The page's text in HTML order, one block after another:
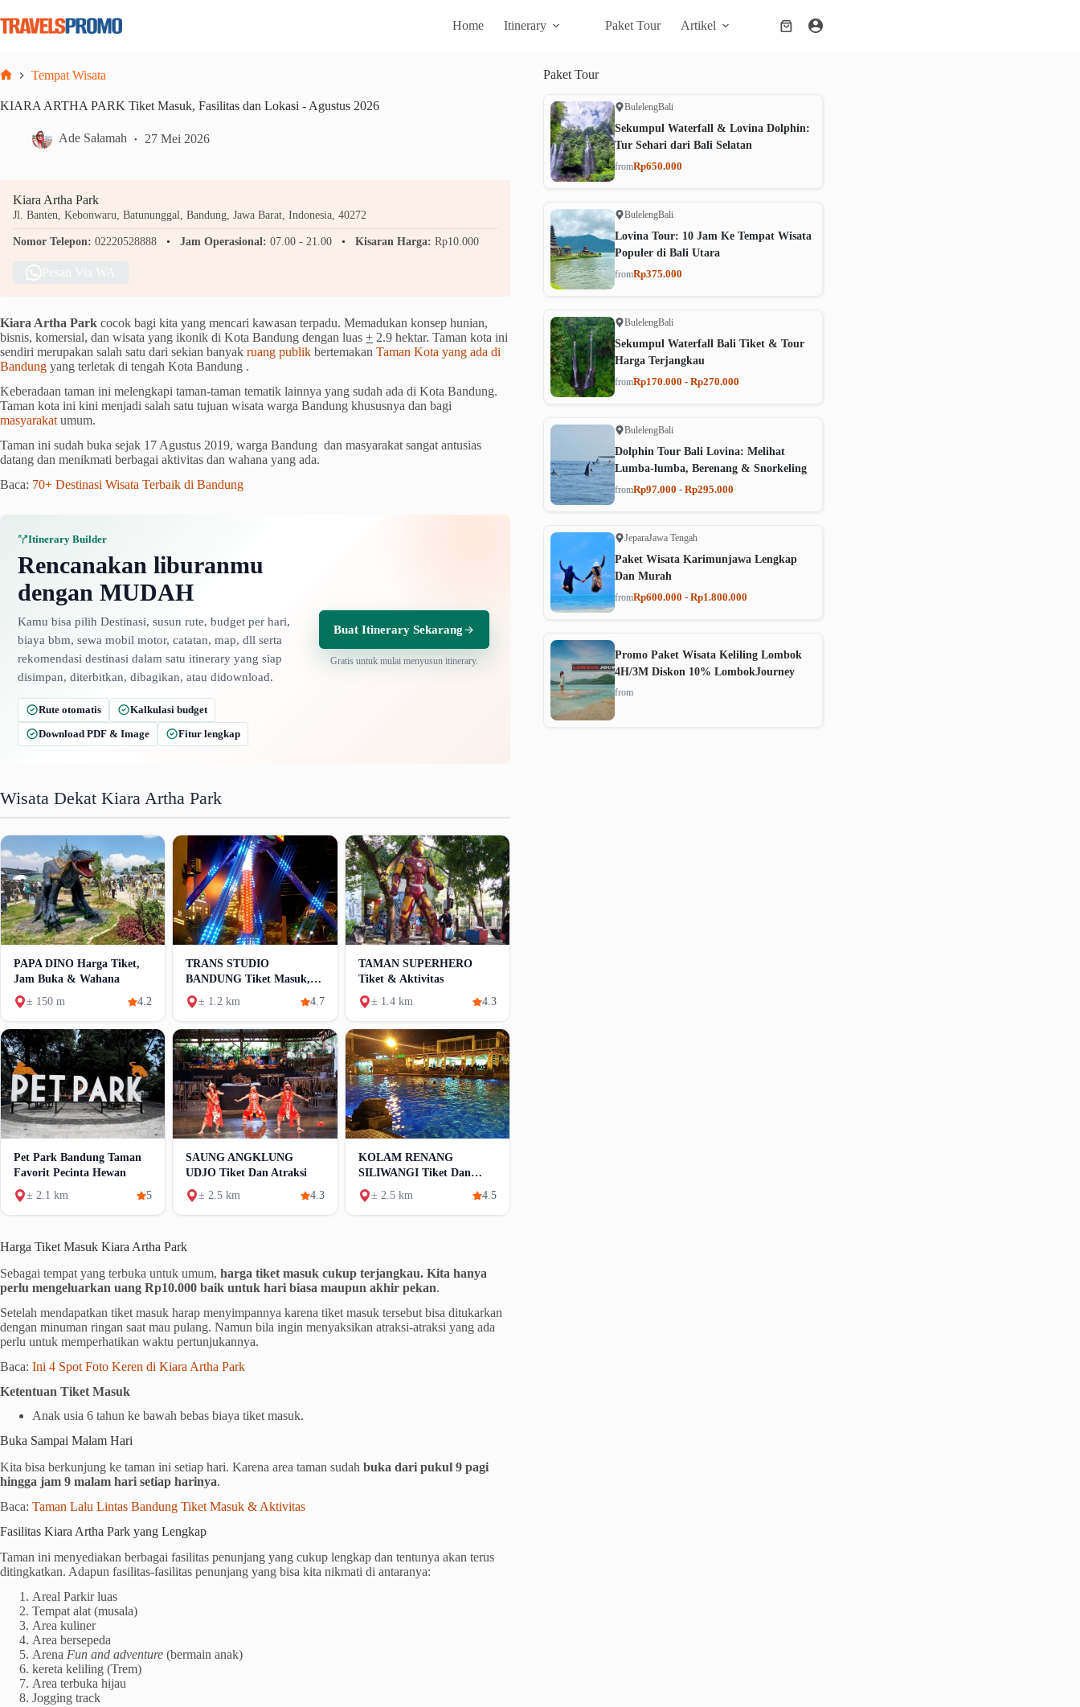
to
content
Home Itinerary Paket Tour Artikel
Shopping
Tempat Wisata
KIARA ARTHA PARK Tiket Masuk, Fasilitas dan Lokasi - Agustus 2026
Ade Salamah 27 Mei 2026
Kiara Artha Park
Jl. Banten, Kebonwaru, Batununggal, Bandung, Jawa Barat, Indonesia, 40272
Nomor Telepon: 02220528888 Jam Operasional: 07.00 - 21.00 Kisaran Harga: Rp10.000
Kiara Artha Park cocok bagi kita yang mencari kawasan terpadu. Memadukan konsep hunian,
bisnis, komersial, dan wisata yang ikonik di Kota Bandung dengan luas + 2.9 hektar. Taman kota ini
sendiri merupakan salah satu dari sekian banyak ruang publik bertemakan Taman Kota yang ada di
Bandung yang terletak di tengah Kota Bandung .
Keberadaan taman ini melengkapi taman-taman tematik lainnya yang sudah ada di Kota Bandung.
Taman kota ini kini menjadi salah satu tujuan wisata warga Bandung khususnya dan bagi
masyarakat umum.
Taman ini sudah buka sejak 17 Agustus 2019, warga Bandung dan masyarakat sangat antusias
datang dan menikmati berbagai aktivitas dan wahana yang ada.
Baca: 70+ Destinasi Wisata Terbaik di Bandung
Itinerary Builder
Rencanakan liburanmu
dengan MUDAH
Kamu bisa pilih Destinasi, susun rute, budget per hari,
biaya bbm, sewa mobil motor, catatan, map, dll serta
rekomendasi destinasi dalam satu itinerary yang siap
disimpan, diterbitkan, dibagikan, atau didownload.
Rute otomatis
Kalkulasi budget
Download PDF & Image
Fitur lengkap
Buat Itinerary Sekarang
Gratis untuk mulai menyusun itinerary.
Wisata Dekat Kiara Artha Park
PAPA DINO Harga Tiket,
Jam Buka & Wahana
± 150 m
4.2
TRANS STUDIO
BANDUNG Tiket Masuk,
Fasilitas & Angkutan
Umum
± 1.2 km 4.7
TAMAN SUPERHERO
Tiket & Aktivitas
± 1.4 km
4.3
Pet Park Bandung Taman
Favorit Pecinta Hewan
± 2.1 km
5
SAUNG ANGKLUNG
UDJO Tiket Dan Atraksi
± 2.5 km
4.3
KOLAM RENANG
SILIWANGI Tiket Dan
Wahana
± 2.5 km 4.5
Harga Tiket Masuk Kiara Artha Park
Sebagai tempat yang terbuka untuk umum, harga tiket masuk cukup terjangkau. Kita hanya
perlu mengeluarkan uang Rp10.000 baik untuk hari biasa maupun akhir pekan.
Setelah mendapatkan tiket masuk harap menyimpannya karena tiket masuk tersebut bisa ditukarkan
dengan minuman ringan saat mau pulang. Namun bila ingin menyaksikan atraksi-atraksi yang ada
perlu untuk memperhatikan waktu pertunjukannya.
Baca: Ini 4 Spot Foto Keren di Kiara Artha Park
Ketentuan Tiket Masuk
Anak usia 6 tahun ke bawah bebas biaya tiket masuk.
Buka Sampai Malam Hari
Kita bisa berkunjung ke taman ini setiap hari. Karena area taman sudah buka dari pukul 9 pagi
hingga jam 9 malam hari setiap harinya.
Baca: Taman Lalu Lintas Bandung Tiket Masuk & Aktivitas
Fasilitas Kiara Artha Park yang Lengkap
Taman ini menyediakan berbagai fasilitas penunjang yang cukup lengkap dan tentunya akan terus
ditingkatkan. Adapun fasilitas-fasilitas penunjang yang bisa kita nikmati di antaranya:
Areal Parkir luas
Tempat alat (musala)
Area kuliner
Area bersepeda
Arena Fun and adventure (bermain anak)
kereta keliling (Trem)
Area terbuka hijau
Jogging track
Paket Tour
BulelengBali
Sekumpul Waterfall & Lovina Dolphin:
Tur Sehari dari Bali Selatan
fromRp650.000
BulelengBali
Lovina Tour: 10 Jam Ke Tempat Wisata
Populer di Bali Utara
fromRp375.000
BulelengBali
Sekumpul Waterfall Bali Tiket & Tour
Harga Terjangkau
fromRp170.000 - Rp270.000
BulelengBali
Dolphin Tour Bali Lovina: Melihat
Lumba-lumba, Berenang & Snorkeling
fromRp97.000 - Rp295.000
JeparaJawa Tengah
Paket Wisata Karimunjawa Lengkap
Dan Murah
fromRp600.000 - Rp1.800.000
Promo Paket Wisata Keliling Lombok
4H/3M Diskon 10% LombokJourney
from